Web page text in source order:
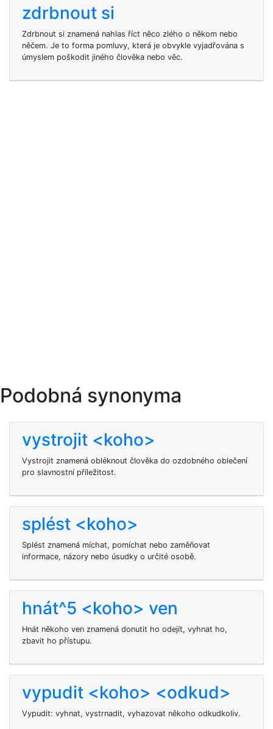
zdrbnout si
Zdrbnout si znamená nahlas říct něco zlého o někom nebo
něčem. Je to forma pomluvy, která je obvykle vyjadřována s
úmyslem poškodit jiného člověka nebo věc.
Podobná synonyma
vystrojit <koho>
Vystrojit znamená obléknout člověka do ozdobného oblečení
pro slavnostní příležitost.
splést <koho>
Splést znamená míchat, pomíchat nebo zaměňovat
informace, názory nebo úsudky o určité osobě.
hnát^5 <koho> ven
Hnát někoho ven znamená donutit ho odejít, vyhnat ho,
zbavit ho přístupu.
vypudit <koho> <odkud>
Vypudit: vyhnat, vystrnadit, vyhazovat někoho odkudkoliv.